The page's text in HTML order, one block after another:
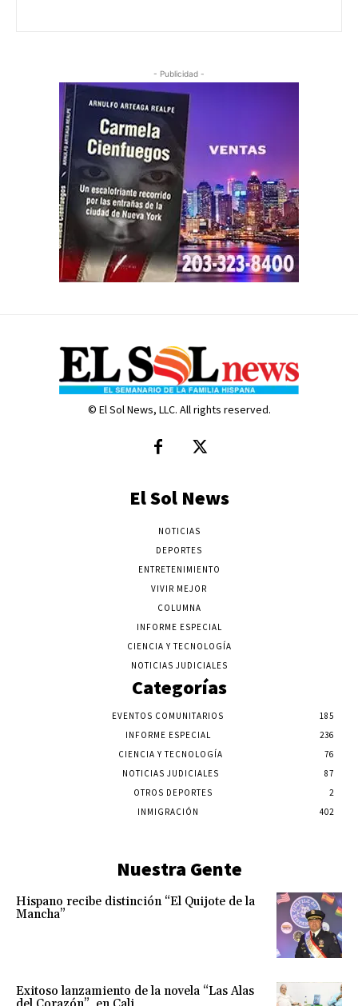
- Publicidad -
© El Sol News, LLC. All rights reserved.
El Sol News
NOTICIAS
DEPORTES
ENTRETENIMIENTO
VIVIR MEJOR
COLUMNA
INFORME ESPECIAL
CIENCIA Y TECNOLOGÍA
NOTICIAS JUDICIALES
Categorías
EVENTOS COMUNITARIOS
185
INFORME ESPECIAL
236
CIENCIA Y TECNOLOGÍA
76
NOTICIAS JUDICIALES
87
OTROS DEPORTES
2
INMIGRACIÓN
402
Nuestra Gente
Hispano recibe distinción “El Quijote de la
Mancha”
Exitoso lanzamiento de la novela “Las Alas